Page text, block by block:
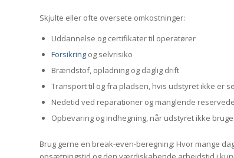
Skjulte eller ofte oversete omkostninger:
Uddannelse og certifikater til operatører
Forsikring og selvrisiko
Brændstof, opladning og daglig drift
Transport til og fra pladsen, hvis udstyret ikke er
Nedetid ved reparationer og manglende
Opbevaring og indhegning, når udstyret ikke
Brug gerne en break-even-beregning: Hvor mange